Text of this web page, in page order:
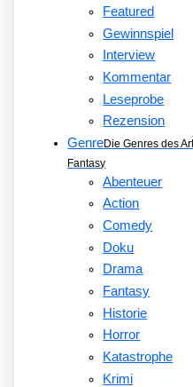
Featured
Gewinnspiel
Interview
Kommentar
Leseprobe
Rezension
GenreDie Genres des
Fantasy
Abenteuer
Action
Comedy
Doku
Drama
Fantasy
Historie
Horror
Katastrophe
Krimi